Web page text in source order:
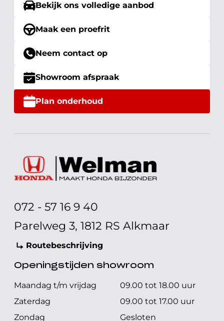
Bekijk ons volledige aanbod
Maak een proefrit
Neem contact op
Showroom afspraak
Plan onderhoud
072 - 57 16 9 40
Parelweg 3, 1812 RS Alkmaar
Routebeschrijving
Openingstijden showroom
Maandag t/m vrijdag
09.00 tot 18.00 uur
Zaterdag
09.00 tot 17.00 uur
Zondag
Gesloten